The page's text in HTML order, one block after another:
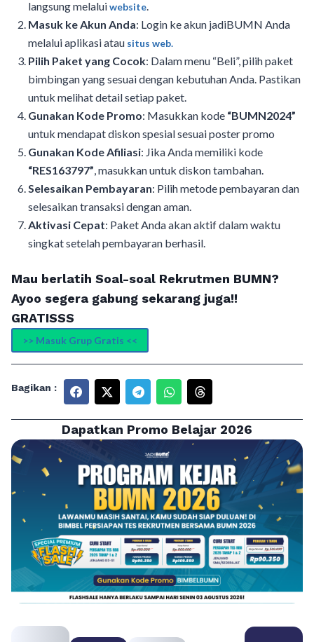
langsung melaluiwebsite.
Masuk ke Akun Anda: Login ke akun jadiBUMN Anda
melalui aplikasi atau situs web.
Pilih Paket yang Cocok: Dalam menu “Beli”, pilih paket
bimbingan yang sesuai dengan kebutuhan Anda. Pastikan
untuk melihat detail setiap paket.
Gunakan Kode Promo: Masukkan kode “BUMN2024”
untuk mendapat diskon spesial sesuai poster promo
Gunakan Kode Afiliasi: Jika Anda memiliki kode
“RES163797”, masukkan untuk diskon tambahan.
Selesaikan Pembayaran: Pilih metode pembayaran dan
selesaikan transaksi dengan aman.
Aktivasi Cepat: Paket Anda akan aktif dalam waktu
singkat setelah pembayaran berhasil.
Mau berlatih Soal-soal Rekrutmen BUMN?
Ayoo segera gabung sekarang juga!!
GRATISSS
>> Masuk Grup Gratis <<
Bagikan :
Dapatkan Promo Belajar 2026